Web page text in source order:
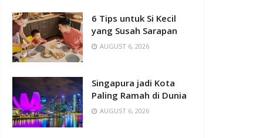
6 Tips untuk Si Kecil
yang Susah Sarapan
AUGUST 6, 2026
Singapura jadi Kota
Paling Ramah di Dunia
AUGUST 6, 2026